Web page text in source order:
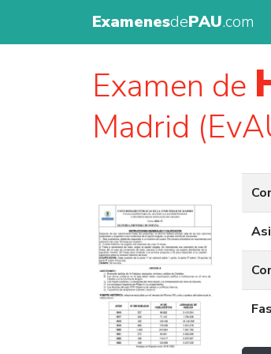
ExamenesdePAU.com
Examen de
Madrid